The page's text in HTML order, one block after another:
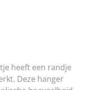
heeft een randje
Deze hanger